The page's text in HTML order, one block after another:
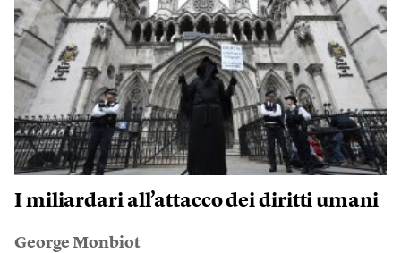
I miliardari all’attacco dei diritti umani
George Monbiot